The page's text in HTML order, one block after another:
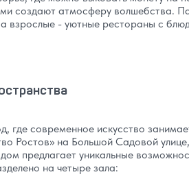
создают атмосферу волшебства.
взрослые - уютные рестораны с
где современное искусство
Ростов» на Большой Садовой
предлагает уникальные
на четыре зала: